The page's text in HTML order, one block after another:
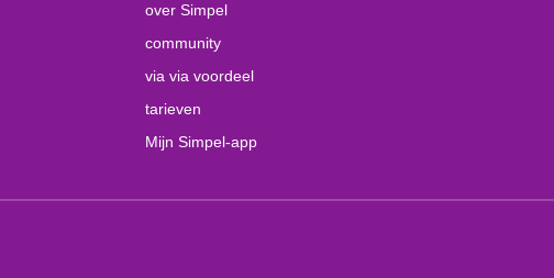
over Simpel
community
via via voordeel
tarieven
Mijn Simpel-app